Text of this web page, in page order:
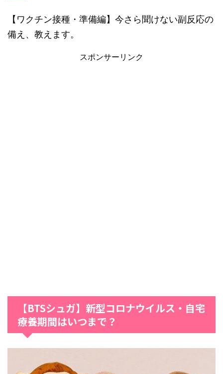
【ワクチン接種・準備編】今さら聞けない副反応の
備え、教えます。
スポンサーリンク
【BTSシュガ】新型コロナウイルス・自宅
療養期間はいつまで？